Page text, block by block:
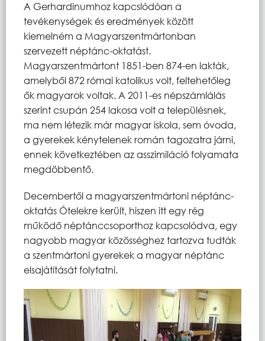
A Gerhardinumhoz kapcslódóan a
tevékenységek és eredmények között
kiemelném a Magyarszentmártonban
szervezett néptánc-oktatást.
Magyarszentmártont 1851-ben 874-en lakták,
amelyből 872 római katolikus volt, feltehetőleg
ők magyarok voltak. A 2011-es népszámlálás
szerint csupán 254 lakosa volt a településnek,
ma nem létezik már magyar iskola, sem óvoda,
a gyerekek kénytelenek román tagozatra járni,
ennek következtében az asszimiláció folyamata
megdöbbentő.
Decembertől a magyarszentmártoni néptánc-
oktatás Ótelekre került, hiszen itt egy rég
működő néptánccsoporthoz kapcsolódva, egy
nagyobb magyar közösséghez tartozva tudták
a szentmártoni gyerekek a magyar néptánc
elsajátítását folytatni.